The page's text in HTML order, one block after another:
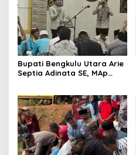
Bupati Bengkulu Utara Arie
Septia Adinata SE, MAp
Rasa Syukur